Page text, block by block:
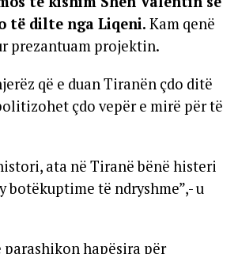
të dilte nga Liqeni. Kam qenë
prezantuam projektin.
që e duan Tiranën çdo ditë
çdo vepër e mirë për të
ata në Tiranë bënë histeri
botëkuptime të ndryshme”,- u
hapësira për